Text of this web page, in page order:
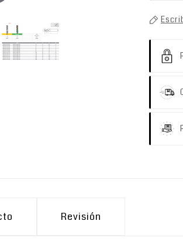
Revisión